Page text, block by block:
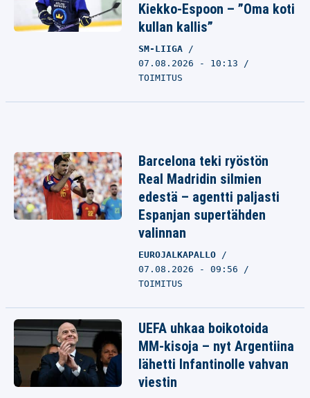
Kiekko-Espoon – ”Oma koti
kullan kallis”
SM-LIIGA
07.08.2026 - 10:13
TOIMITUS
Barcelona teki ryöstön
Real Madridin silmien
edestä – agentti paljasti
Espanjan supertähden
valinnan
EUROJALKAPALLO
07.08.2026 - 09:56
TOIMITUS
UEFA uhkaa boikotoida
MM-kisoja – nyt Argentiina
lähetti Infantinolle vahvan
viestin